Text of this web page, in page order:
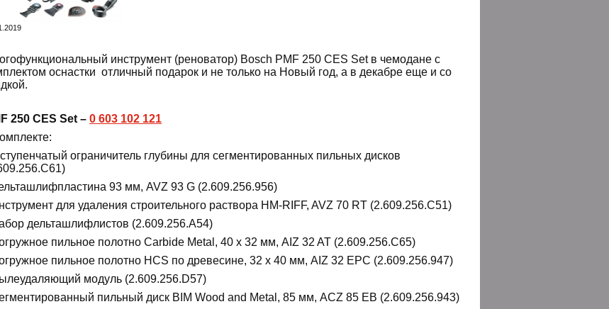
инструмент (реноватор) Bosch PMF 250 CES Setв чемодане с
оснастки отличный подарок и не только на Новый год, а в декабре еще и со
250 CES Set – 0 603 102 121
ограничитель глубины для сегментированных пильных дисков
93 мм, AVZ 93 G (2.609.256.956)
для удаления строительного раствора HM-RIFF, AVZ 70 RT (2.609.256.C51)
дельташлифлистов (2.609.256.A54)
пильное полотно Carbide Metal, 40 x 32 мм, AIZ 32 AT (2.609.256.C65)
пильное полотно HCS по древесине, 32 x 40 мм, AIZ 32 EPC (2.609.256.947)
модуль (2.609.256.D57)
пильный диск BIM Wood and Metal, 85 мм, ACZ 85 EB (2.609.256.943)